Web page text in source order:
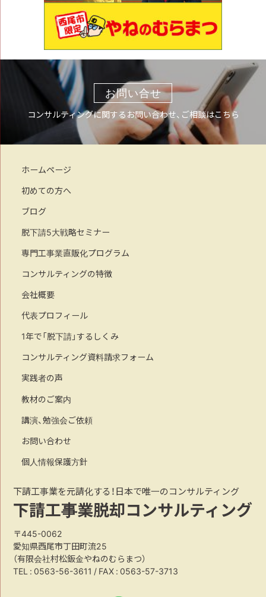
お問い合せ
コンサルティングに関するお問い合わせ、ご相談はこちら
ホームページ
初めての方へ
ブログ
脱下請5大戦略セミナー
専門工事業直販化プログラム
コンサルティングの特徴
会社概要
代表プロフィール
1年で「脱下請」するしくみ
コンサルティング資料請求フォーム
実践者の声
教材のご案内
講演、勉強会ご依頼
お問い合わせ
個人情報保護方針
下請工事業を元請化する！日本で唯一のコンサルティング
下請工事業脱却コンサルティング
〒445-0062
愛知県西尾市丁田町流25
（有限会社村松鈑金やねのむらまつ）
TEL :0563-56-3611 / FAX : 0563-57-3713